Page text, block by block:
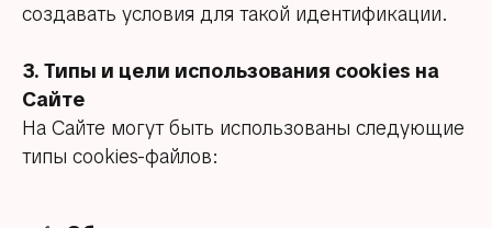
создавать условия для такой идентификации.
3. Типы и цели использования cookies на
Сайте
На Сайте могут быть использованы следующие
типы cookies-файлов: